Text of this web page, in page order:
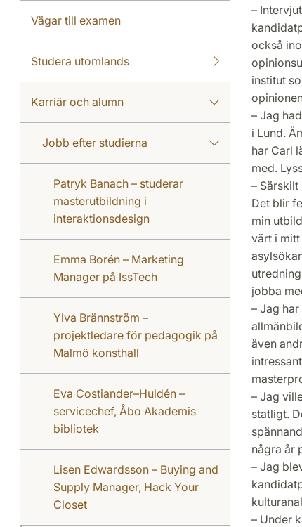
Vägar till examen
Studera utomlands
Karriär och alumn
Jobb efter studierna
Patryk Banach – studerar
masterutbildning i
interaktionsdesign
Emma Borén – Marketing
Manager på IssTech
Ylva Brännström –
projektledare för pedagogik på
Malmö konsthall
Eva Costiander–Huldén –
servicechef, Åbo Akademis
bibliotek
Lisen Edwardsson – Buying and
Supply Manager, Hack Your
Closet
–
också
institut
– Jag
i Lund.
har Carl
med.
–
Det blir
min
värt i mitt
jobba
– Jag
även
– Jag
statligt.
några år
– Jag
– Under